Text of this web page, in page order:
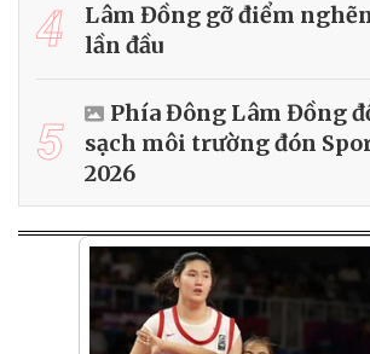
4
Lâm Đồng gỡ điểm
lần đầu
5
Phía Đông Lâm Đồng
sạch môi trường đón
2026